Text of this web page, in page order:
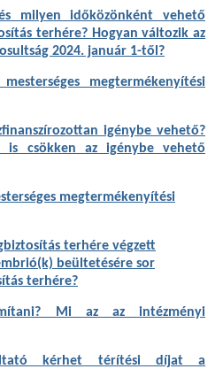
milyen időközönként vehető
terhére? Hogyan változik az
2024. január 1-től ?
megtermékenyítési
igénybe vehető?
is csökken az igénybe vehető
megtermékenyítési
terhére végzett
beültetésére sor
terhére?
Mi az az intézményi
kérhet térítési díjat a